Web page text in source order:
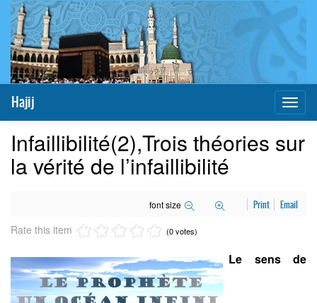
Hajij
Infaillibilité(2),Trois théories sur
la vérité de l’infaillibilité
font size Print Email
Rate this item (0 votes)
Le sens de